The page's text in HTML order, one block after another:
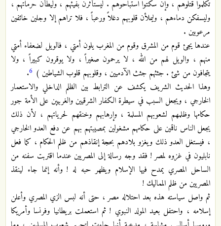
تكلموا قتلوهم ، وإن سكتوا استباحوهم . ليستأثرن بفيئهم ، وليطأن حرماتهم ،
وليسفكن دماءهم ، وليملأن قلوبهم دغلاً ورعباً ، فلا تراهم إلا وجلين خائفين
مرعوبين .
عندها يجئ قوم من المشرق وقوم من المغرب يلون أمتي ، فالويل لضعفاء أمتي
منهم ، والويل لهم من الله ، لا يرحمون صغيراً ، ولا يوقرون كبيراً ، ولا
يتجافون من شئ . جثثهم جثث الآدميين ، وقلوبهم قلوب الشياطين ) 6
.
وهذا الحديث الشريف يكشف عن الترابط بين الظلم الداخلي والاستعمار
الخارجي ، ويجعل السبب في سيطرة الكفار الشرقيين والغربيين على الأمة جور
حكامها وظلمهم لشعوبهم المسلمة ، وإرهابهم وخنقهم لحرياتهم ، لأن ذلك
يجعل الناس ناقمين على حكامهم مشغولين بمصيبتهم بهم عن دفع العدو الخارجي
، فيستغل العدو ذلك ويغزو بلادهم بحجة إنقاذهم من ظلم الحكام ، كما فعل
نابليون في غزوه لمصر ! فقد وجه رسالة إلى المصريين عندما اقتربت سفنه من
الساحل المصري يمدح فيها الإسلام ويظهر حبه له ! وأنه إنما جاء لينقذ
المصريين من ظلم المماليك !
ثم واصل سياسته هذه بعد احتلاله مصر ، حتى أنه لبس الزي المصري وأعلن
إسلامه ، واحتفل بعيد المولد النبوي ! ثم استعملت بريطانيا وفرنسا وأمريكا